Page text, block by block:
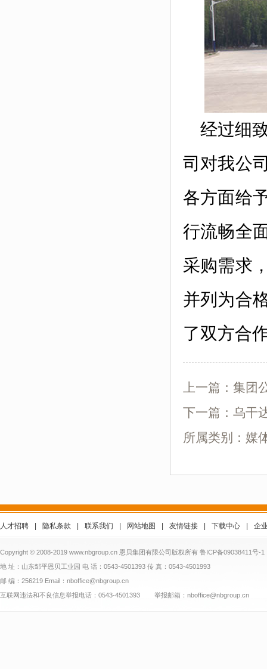
经过细
司对我公
各方面给
行流畅全
采购需求
并列为合
了双方合
上一篇： 集团
下一篇： 乌干
所属类别：媒
人才招聘 隐私条款 联系我们 网站地图 友情链接 下载中心 企
Copyright © 2008-2019 www.nbgroup.cn 恩贝集团有限公司版权所有 鲁ICP备09038411号-1
地 址：山东邹平恩贝工业园 电 话：0543-4501393 传 真：0543-4501993
邮 编：256219 Email：nboffice@nbgroup.cn
互联网违法和不良信息举报电话：0543-4501393 举报邮箱：nboffice@nbgroup.cn